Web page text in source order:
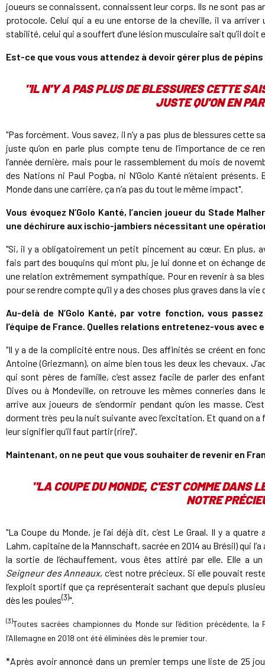
joueurs se connaissent, connaissent leur corps. Ils ne sont pas
protocole. Celui qui a eu une entorse de la cheville, il va
stabilité, celui qui a souffert d’une lésion musculaire sait qu’il
Est-ce que vous vous attendez à devoir gérer plus de
"IL N'Y A PAS PLUS DE BLESSURES CETTE
JUSTE QU'ON EN
"Pas forcément. Vous savez, il n’y a pas plus de blessures cette
juste qu’on en parle plus compte tenu de l’importance de ce
l’année dernière, mais pour le rassemblement du mois de
des Nations ni Paul Pogba, ni N’Golo Kanté n’étaient
Monde dans une carrière, ça n’a pas du tout le même impact".
Vous évoquez N’Golo Kanté, l’ancien joueur du Stade
une déchirure aux ischio-jambiers nécessitant une
"Si, il y a obligatoirement un petit pincement au cœur. En plus,
fais part des bouquins qui m’ont plu, je lui donne et on échange
une relation extrêmement sympathique. Pour en revenir à sa
pour se rendre compte qu’il y a des choses plus graves dans la vie
Au-delà de N’Golo Kanté, par votre fonction, vous
l’équipe de France. Quelles relations entretenez-vous avec
"Il y a de la complicité entre nous. Des affinités se créent en
Antoine (Griezmann), on aime bien tous les deux les chevaux.
qui sont pères de famille, c’est assez facile de parler des
Dives ou à Mondeville, on retrouve les mêmes conneries dans
arrive aux joueurs de s’endormir pendant qu’on les masse.
dorment très peu la nuit suivante avec l’excitation. Et quand on
leur signifier qu’il faut partir (rire)".
Maintenant, on ne peut que vous souhaiter de revenir en
"LA COUPE DU MONDE, C'EST COMME DANS
NOTRE
"La Coupe du Monde, je l’ai déjà dit, c’est Le Graal. Il y a
Lahm, capitaine de la Mannschaft, sacrée en 2014 au Brésil) qui
la sortie de l’échauffement, vous êtes attiré par elle. Elle a
Seigneur des Anneaux, c’est notre précieux. Si elle pouvait
l’exploit sportif que ça représenterait sachant que depuis
dès les poules(3)".
(3)Toutes sacrées championnes du Monde sur l’édition précédente, la
l’Allemagne en 2018 ont été éliminées dès le premier tour.
*Après avoir annoncé dans un premier temps une liste de 25